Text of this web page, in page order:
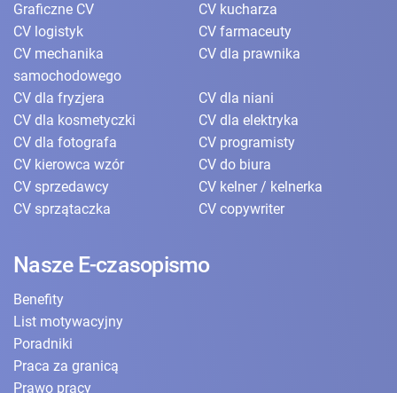
Graficzne CV
CV kucharza
CV logistyk
CV farmaceuty
CV mechanika
samochodowego
CV dla prawnika
CV dla fryzjera
CV dla niani
CV dla kosmetyczki
CV dla elektryka
CV dla fotografa
CV programisty
CV kierowca wzór
CV do biura
CV sprzedawcy
CV kelner / kelnerka
CV sprzątaczka
CV copywriter
Nasze E-czasopismo
Benefity
List motywacyjny
Poradniki
Praca za granicą
Prawo pracy